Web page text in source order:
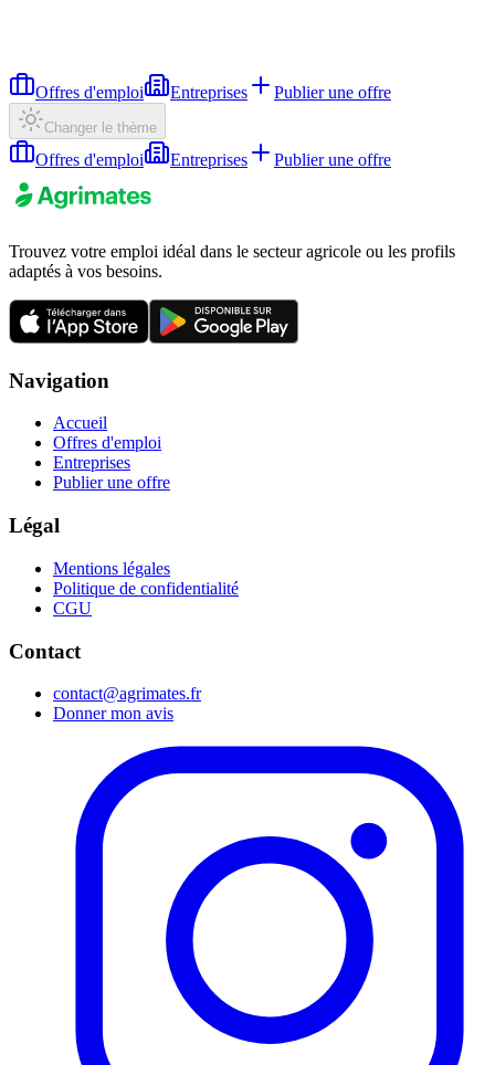
Offres d'emploi Entreprises Publier une offre
Changer le thème
Offres d'emploi Entreprises Publier une offre
Trouvez votre emploi idéal dans le secteur agricole ou les profils
adaptés à vos besoins.
Navigation
Accueil
Offres d'emploi
Entreprises
Publier une offre
Légal
Mentions légales
Politique de confidentialité
CGU
Contact
contact@agrimates.fr
Donner mon avis